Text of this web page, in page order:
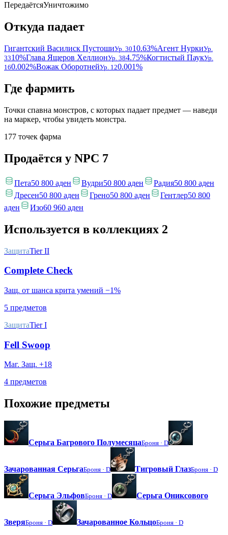
ПередаётсяУничтожимо
Откуда падает
Гигантский Василиск ПустошиУр. 3010.63%Агент НуркиУр.
3310%Глава Ящеров ХеллионУр. 384.75%Когтистый ПаукУр.
160.002%Вожак ОборотнейУр. 120.001%
Где фармить
Точки спавна монстров, с которых падает предмет — наведи
на маркер, чтобы увидеть монстра.
177 точек фарма
Продаётся у NPC 7
Пета50 800 аден Вудри50 800 аден Радия50 800 аден
Дресен50 800 аден Грено50 800 аден Гентлер50 800
аден
Изо60 960 аден
Используется в коллекциях 2
ЗащитаTier II
Complete Check
Защ. от шанса крита умений −1%
5 предметов
ЗащитаTier I
Fell Swoop
Маг. Защ. +18
4 предметов
Похожие предметы
Серьга Багрового ПолумесяцаБроня · D
Зачарованная СерьгаБроня · D Тигровый ГлазБроня · D
Серьга ЭльфовБроня · D Серьга Ониксового
ЗверяБроня · D Зачарованное КольцоБроня · D